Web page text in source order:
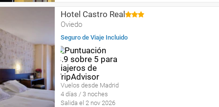
Hotel Castro Real
Oviedo
Seguro de Viaje Incluido
Vuelos desde Madrid
4 días / 3 noches
Salida el 2 nov 2026